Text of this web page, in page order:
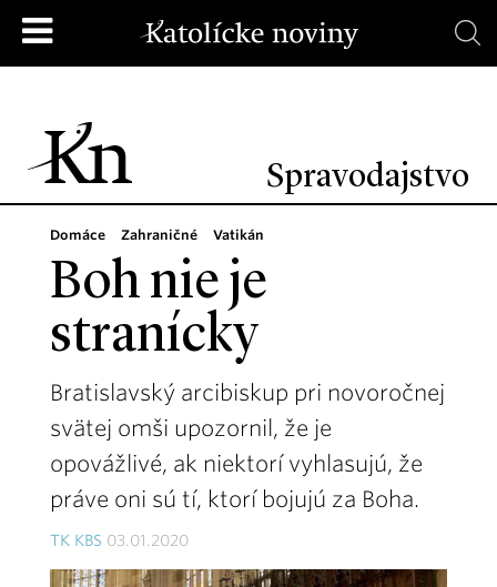
Spravodajstvo
Domáce Zahraničné Vatikán
Boh nie je
stranícky
Bratislavský arcibiskup pri novoročnej
svätej omši upozornil, že je
opovážlivé, ak niektorí vyhlasujú, že
práve oni sú tí, ktorí bojujú za Boha.
TK KBS 03.01.2020